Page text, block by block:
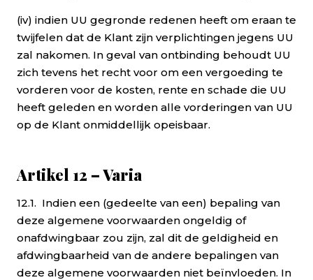
(iv) indien UU gegronde redenen heeft om eraan te
twijfelen dat de Klant zijn verplichtingen jegens UU
zal nakomen. In geval van ontbinding behoudt UU
zich tevens het recht voor om een vergoeding te
vorderen voor de kosten, rente en schade die UU
heeft geleden en worden alle vorderingen van UU
op de Klant onmiddellijk opeisbaar.
Artikel 12 – Varia
12.1. Indien een (gedeelte van een) bepaling van
deze algemene voorwaarden ongeldig of
onafdwingbaar zou zijn, zal dit de geldigheid en
afdwingbaarheid van de andere bepalingen van
deze algemene voorwaarden niet beïnvloeden. In